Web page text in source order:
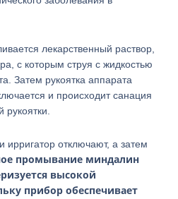
лекарственный раствор,
с которым струя с жидкостью
Затем рукоятка аппарата
и происходит санация
ирригатор отключают, а затем
промывание миндалин
высокой
прибор обеспечивает